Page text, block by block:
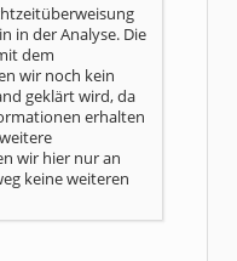
in der Analyse. Die
dem
wir noch kein
geklärt wird, da
erhalten
wir hier nur an
keine weiteren